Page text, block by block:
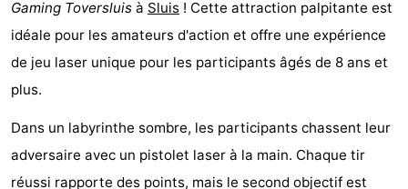
Beachside
Hôtels
Gaming Toversluis à Sluis ! Cette attraction palpitante est
idéale pour les amateurs d'action et offre une expérience
de jeu laser unique pour les participants âgés de 8 ans et
plus.
Dans un labyrinthe sombre, les participants chassent leur
adversaire avec un pistolet laser à la main. Chaque tir
réussi rapporte des points, mais le second objectif est